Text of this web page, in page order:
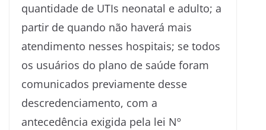
quantidade de UTIs neonatal e adulto; a
partir de quando não haverá mais
atendimento nesses hospitais; se todos
os usuários do plano de saúde foram
comunicados previamente desse
descredenciamento, com a
antecedência exigida pela lei Nº